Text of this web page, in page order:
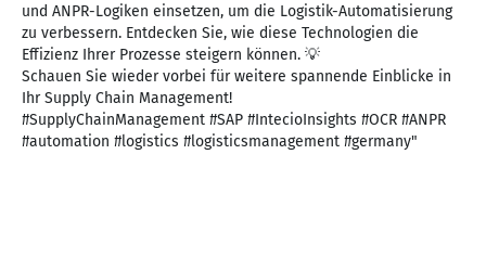
und ANPR-Logiken einsetzen, um die Logistik-Automatisierung
zu verbessern. Entdecken Sie, wie diese Technologien die
Effizienz Ihrer Prozesse steigern können. 💡
Schauen Sie wieder vorbei für weitere spannende Einblicke in
Ihr Supply Chain Management!
#SupplyChainManagement #SAP #IntecioInsights #OCR #ANPR
#automation #logistics #logisticsmanagement #germany"